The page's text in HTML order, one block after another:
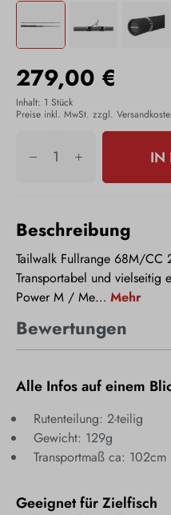
279,00 €
Inhalt: 1 Stück
Preise inkl. MwSt. zzgl.
IN
Beschreibung
Tailwalk Fullrange 68M/CC
Transportabel und vielseitig
Power M / Me… Mehr
Bewertungen
Alle Infos auf einem
Rutenteilung: 2-teilig
Gewicht: 129g
Transportmaß ca: 102cm
Geeignet für Zielfisch